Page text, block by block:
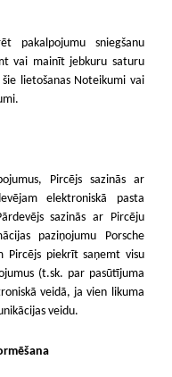
pakalpojumu sniegšanu
vai mainīt jebkuru saturu
lietošanas Noteikumi vai
Pircējs sazinās ar
elektroniskā pasta
sazinās ar Pircēju
paziņojumu Porsche
Pircējs piekrīt saņemt visu
(t.sk. par pasūtījuma
veidā, ja vien likuma
veidu.